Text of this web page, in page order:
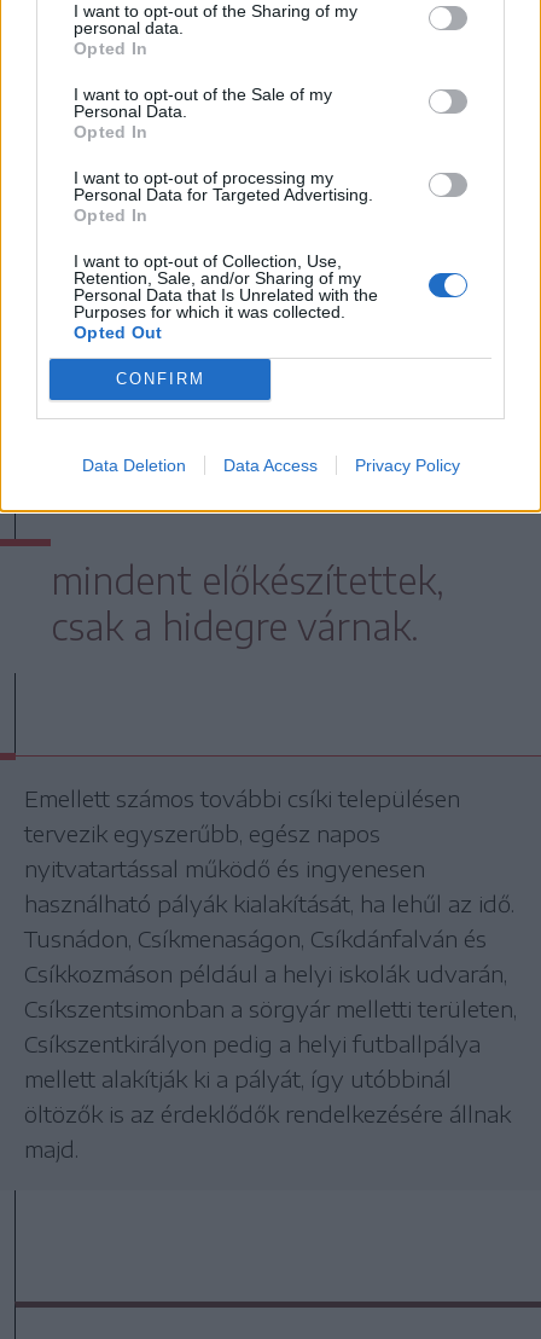
I want to opt-out of the Sharing of my
personal data.
Opted In
I want to opt-out of the Sale of my
Personal Data.
Opted In
I want to opt-out of processing my
Personal Data for Targeted Advertising.
Opted In
I want to opt-out of Collection, Use,
Retention, Sale, and/or Sharing of my
Personal Data that Is Unrelated with the
Purposes for which it was collected.
Opted Out
CONFIRM
Data Deletion Data Access Privacy Policy
Archív
csíkszentdomokosi jégpályán
a település Marosfő felőli kijáratánál
található, szintén egész nap ingyenesen
lehet majd korcsolyázni, Márton Csaba
tulajdonos szerint
mindent előkészítettek,
csak a hidegre várnak.
Emellett számos további csíki településen
tervezik egyszerűbb, egész napos
nyitvatartással működő és ingyenesen
használható pályák kialakítását, ha lehűl az idő.
Tusnádon, Csíkmenaságon, Csíkdánfalván és
Csíkkozmáson például a helyi iskolák udvarán,
Csíkszentsimonban a sörgyár melletti területen,
Csíkszentkirályon pedig a helyi futballpálya
mellett alakítják ki a pályát, így utóbbinál
öltözők is az érdeklődők rendelkezésére állnak
majd.